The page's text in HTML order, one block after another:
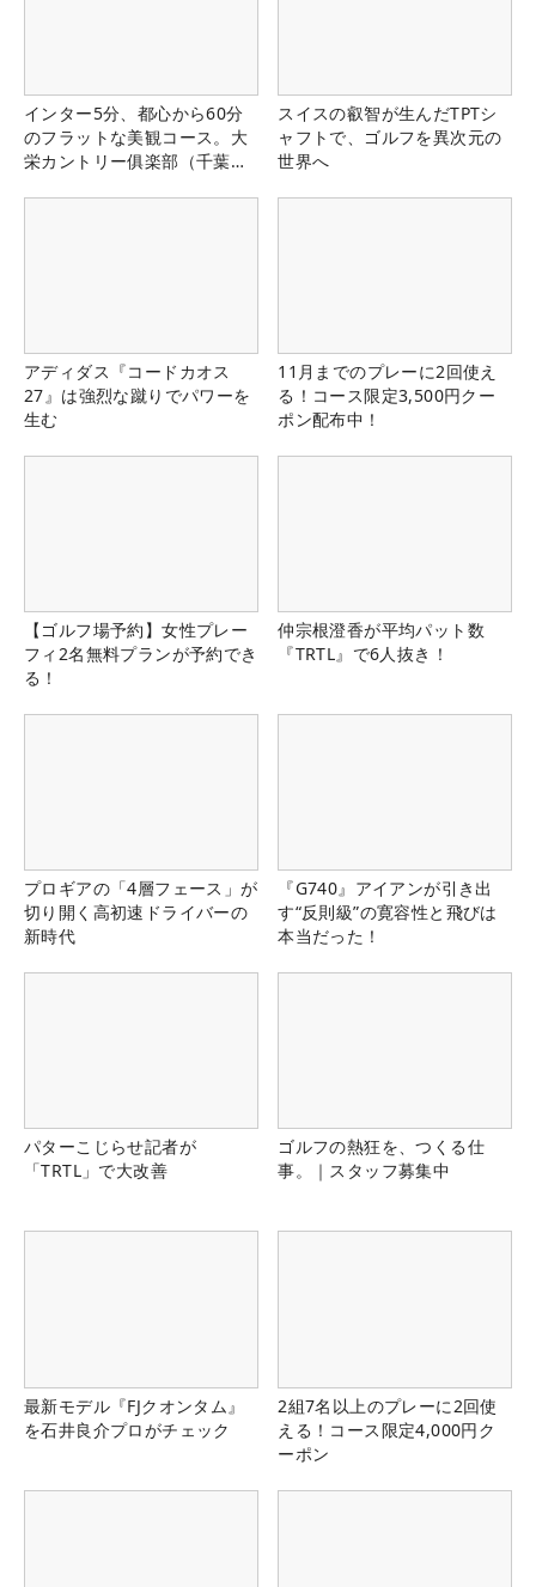
インター5分、都心から60分
のフラットな美観コース。大
栄カントリー俱楽部（千葉
スイスの叡智が生んだTPTシ
ャフトで、ゴルフを異次元の
世界へ
アディダス『コードカオス
27』は強烈な蹴りでパワーを
生む
11月までのプレーに2回使え
る！コース限定3,500円クー
ポン配布中！
【ゴルフ場予約】女性プレー
フィ2名無料プランが予約でき
る！
仲宗根澄香が平均パット数
『TRTL』で6人抜き！
プロギアの「4層フェース」が
切り開く高初速ドライバーの
新時代
『G740』アイアンが引き出
す“反則級”の寛容性と飛びは
本当だった！
パターこじらせ記者が
「TRTL」で大改善
ゴルフの熱狂を、つくる仕
事。｜スタッフ募集中
最新モデル『FJクオンタム』
を石井良介プロがチェック
2組7名以上のプレーに2回使
える！コース限定4,000円ク
ーポン